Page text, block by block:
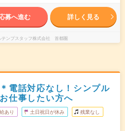
募へ進む 詳しく見る
テンプスタッフ株式会社 首都圏
電話対応なし！シンプル
仕事したい方へ
あり 土日祝日が休み 残業なし